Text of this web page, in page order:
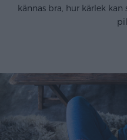
kännas bra, hur kärlek